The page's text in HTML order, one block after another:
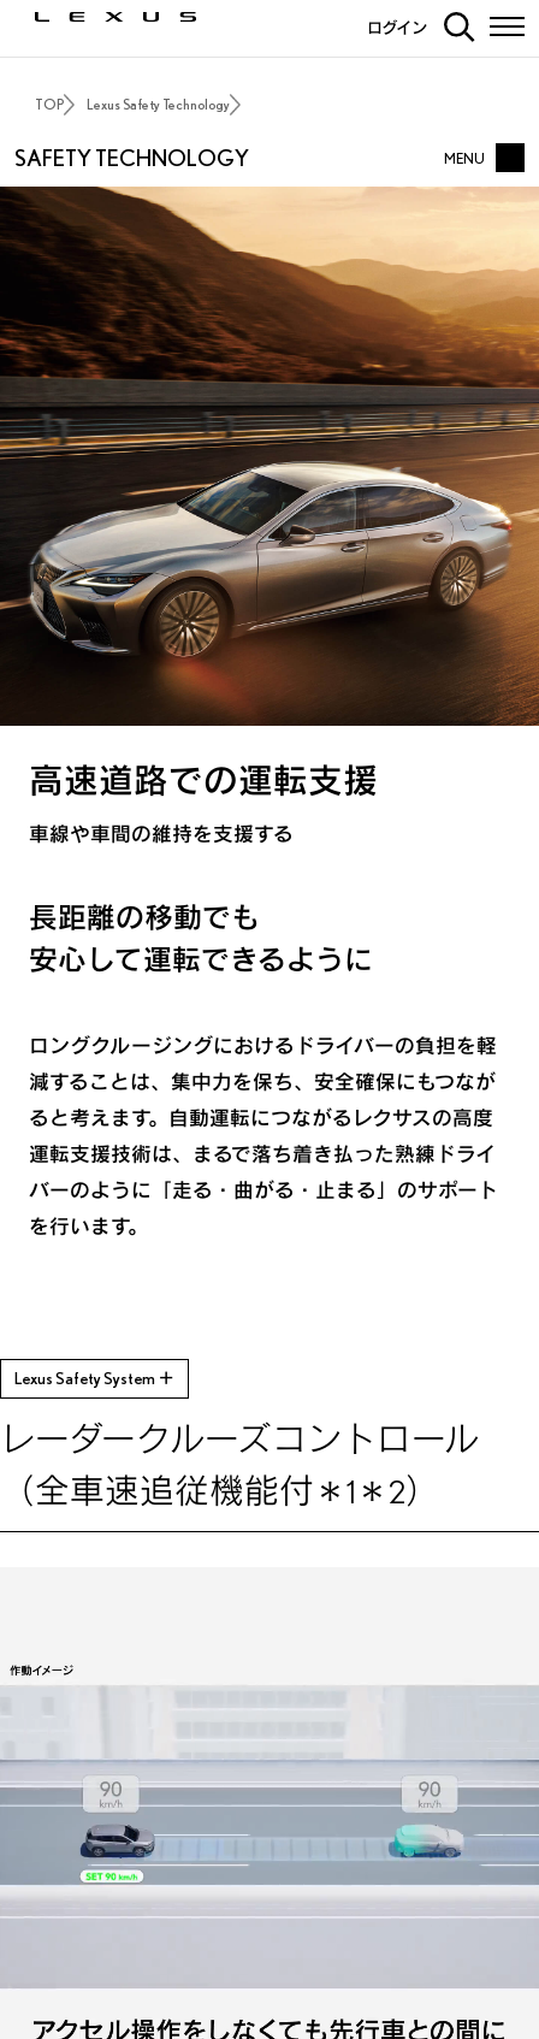
ログイン
TOP Lexus Safety Technology
SAFETY TECHNOLOGY MENU
LEXUS SAFETY TECHNOLOGY TOP
対応車種比較ページ
街中での安全運転支援 -
衝突回避を支援する
街中での安全運転支援 -
スムーズな運転を支援する
高速道路での運転支援 -
車線や車間の維持を支援する
高速道路での運転支援 -
後方車両からの安心をサポート
駐車場での安全サポート
緊急時や万が一のとき
高速道路での運転支援
車線や車間の維持を支援する
長距離の移動でも
安心して運転できるように
ロングクルージングにおけるドライバーの負担を軽
減することは、集中力を保ち、安全確保にもつなが
ると考えます。自動運転につながるレクサスの高度
運転支援技術は、まるで落ち着き払った熟練ドライ
バーのように「走る・曲がる・止まる」のサポート
を行います。
Lexus Safety System ＋
レーダークルーズコントロール
（全車速追従機能付 ＊1＊2）